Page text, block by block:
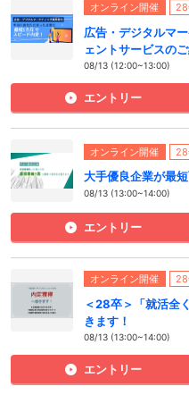
オンライン開催 28
広告・デジタルマ
ェントサービスのご
08/13 (12:00~13:00)
エントリー
オンライン開催
大手優良企業が最短
08/13 (13:00~14:00)
エントリー
オンライン開催 28
＜28卒＞「就活全
きます！
08/13 (13:00~14:00)
エントリー